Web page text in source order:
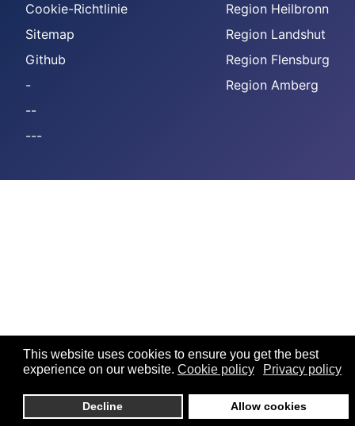
This website uses cookies to ensure you get the best
experience on our website. Cookie policy Privacy policy
Decline Allow cookies
Cookie-Richtlinie
Sitemap
Github
-
--
---
Region Heilbronn
Region Landshut
Region Flensburg
Region Amberg